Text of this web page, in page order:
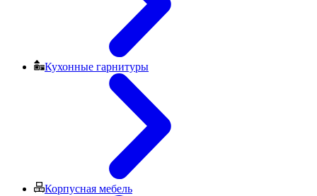
Кухонные гарнитуры
Корпусная мебель